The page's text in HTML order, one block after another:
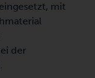
mit
der